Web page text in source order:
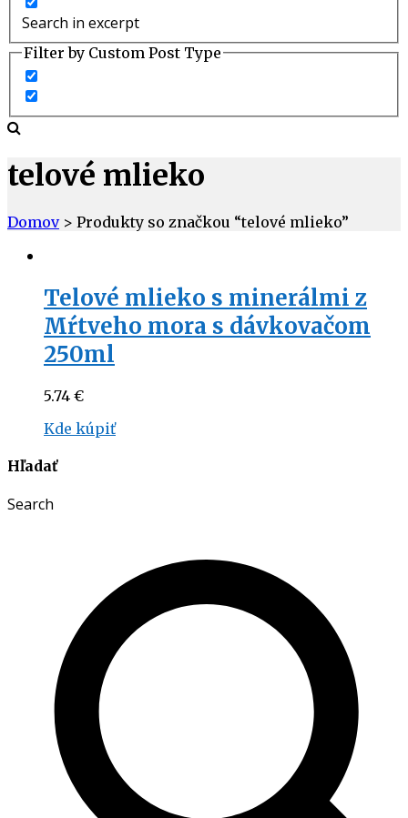
Search in excerpt
Filter by Custom Post Type
telové mlieko
Domov> Produkty so značkou “telové mlieko”
Telové mlieko s minerálmi z
Mŕtveho mora s dávkovačom
250ml
5.74 €
Kde kúpiť
Hľadať
Search